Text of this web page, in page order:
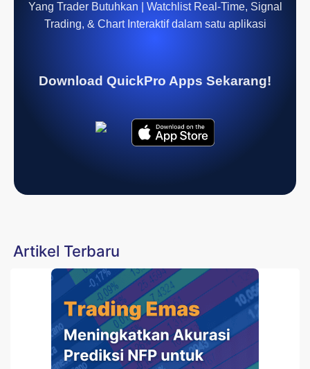
Yang Trader Butuhkan | Watchlist Real-Time, Signal
Trading, & Chart Interaktif dalam satu aplikasi
Download QuickPro Apps Sekarang!
Artikel Terbaru